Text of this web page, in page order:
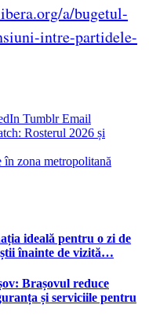
a/bugetul-
intre-partidele-
Tumblr Email
Rosterul 2026 și
în zona metropolitană
ideală pentru o zi de
înainte de vizită…
Brașovul reduce
și serviciile pentru